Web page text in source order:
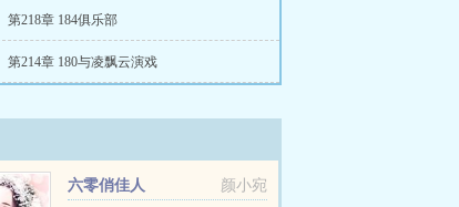
第218章 184俱乐部
第214章 180与凌飘云演戏
颜小宛
六零俏佳人